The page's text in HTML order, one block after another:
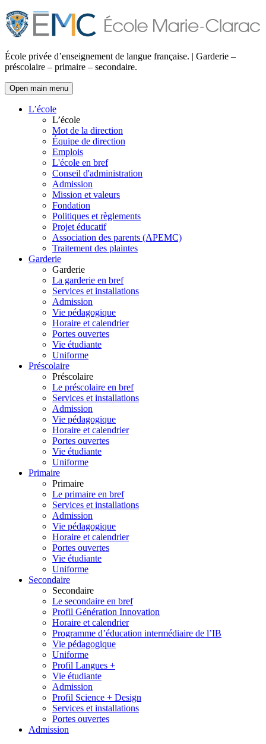
École privée d’enseignement de langue française. | Garderie –
préscolaire – primaire – secondaire.
Open main menu
L’école
L’école
Mot de la direction
Équipe de direction
Emplois
L'école en bref
Conseil d'administration
Admission
Mission et valeurs
Fondation
Politiques et règlements
Projet éducatif
Association des parents (APEMC)
Traitement des plaintes
Garderie
Garderie
La garderie en bref
Services et installations
Admission
Vie pédagogique
Horaire et calendrier
Portes ouvertes
Vie étudiante
Uniforme
Préscolaire
Préscolaire
Le préscolaire en bref
Services et installations
Admission
Vie pédagogique
Horaire et calendrier
Portes ouvertes
Vie étudiante
Uniforme
Primaire
Primaire
Le primaire en bref
Services et installations
Admission
Vie pédagogique
Horaire et calendrier
Portes ouvertes
Vie étudiante
Uniforme
Secondaire
Secondaire
Le secondaire en bref
Profil Génération Innovation
Horaire et calendrier
Programme d’éducation intermédiaire de l’IB
Vie pédagogique
Uniforme
Profil Langues +
Vie étudiante
Admission
Profil Science + Design
Services et installations
Portes ouvertes
Admission